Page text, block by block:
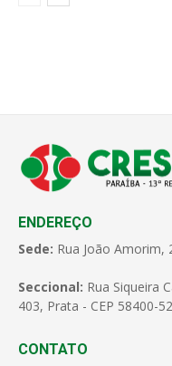
ENDEREÇO
Sede: Rua João Amorim,
Seccional: Rua Siqueira
403, Prata - CEP 58400-
CONTATO